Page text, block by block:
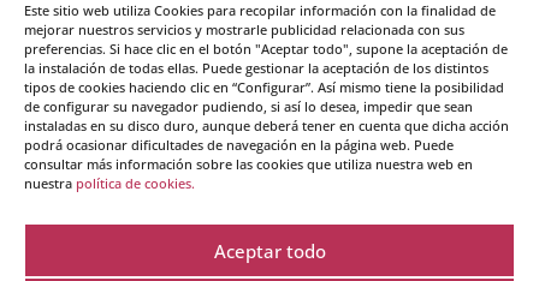
Este sitio web utiliza Cookies para recopilar información con la finalidad de
mejorar nuestros servicios y mostrarle publicidad relacionada con sus
preferencias. Si hace clic en el botón "Aceptar todo", supone la aceptación de
la instalación de todas ellas. Puede gestionar la aceptación de los distintos
tipos de cookies haciendo clic en “Configurar”. Así mismo tiene la posibilidad
de configurar su navegador pudiendo, si así lo desea, impedir que sean
instaladas en su disco duro, aunque deberá tener en cuenta que dicha acción
podrá ocasionar dificultades de navegación en la página web. Puede
consultar más información sobre las cookies que utiliza nuestra web en
nuestra política de cookies.
Aceptar todo
Guarda mi nombre, correo electrónico y web en